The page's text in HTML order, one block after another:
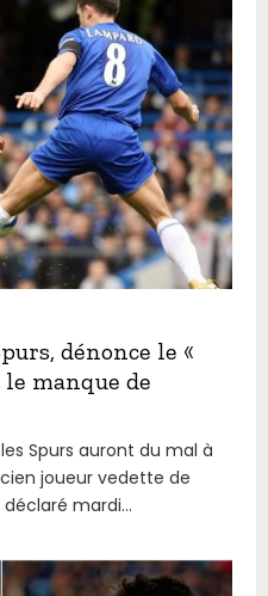
dénonce le «
manque de
Spurs auront du mal à
joueur vedette de
mardi...